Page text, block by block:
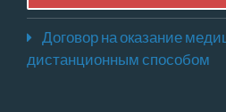
Договор на оказание
дистанционным способом